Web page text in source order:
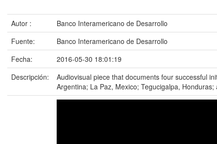
Autor :
Banco Interamericano de Desarrollo
Fuente:
Banco Interamericano de Desarrollo
Fecha:
2016-05-30 18:01:19
Descripción:
Audiovisual piece that documents four successful
Argentina; La Paz, Mexico; Tegucigalpa,